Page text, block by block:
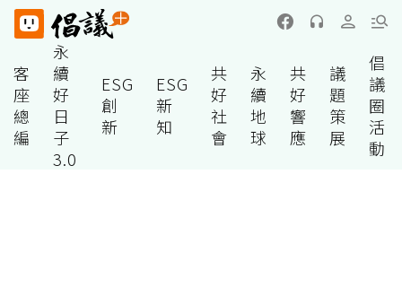
客
座
總
編
永
續
好
日
子
3.0
ESG
創
新
ESG
新
知
共
好
社
會
永
續
地
球
共
好
響
應
議
題
策
展
倡
議
圈
活
動